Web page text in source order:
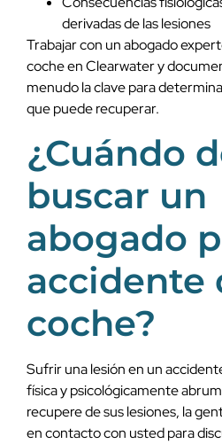
derivadas de las lesiones
Trabajar con un abogado
coche en Clearwater y
menudo la clave para
que puede recuperar.
¿Cuándo
buscar un
abogado
accidente
coche?
Sufrir una lesión en un
física y psicológicamente
recupere de sus lesiones, la
en contacto con usted para